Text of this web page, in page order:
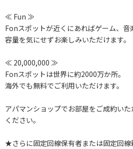
≪ Fun ≫
Fonスポットが近くにあればゲーム、音
容量を気にせずお楽しみいただけます。
≪ 20,000,000 ≫
Fonスポットは世界に約2000万か所。
海外でも無料でご利用いただけます。
アパマンショップでお部屋をご成約い
ください。
★さらに固定回線保有者または固定回